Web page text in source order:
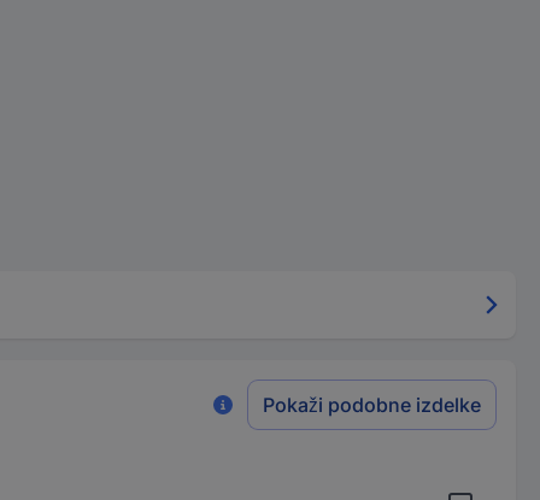
Pokaži podobne izdelke